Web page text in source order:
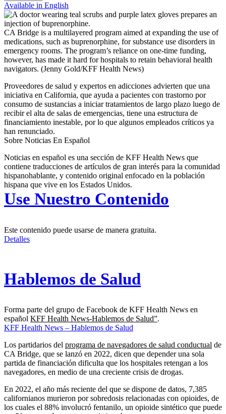
Available in English
CA Bridge is a multilayered program aimed at expanding the use of
medications, such as buprenorphine, for substance use disorders in
emergency rooms. The program’s reliance on one-time funding,
however, has made it hard for hospitals to retain behavioral health
navigators. (Jenny Gold/KFF Health News)
Proveedores de salud y expertos en adicciones advierten que una
iniciativa en California, que ayuda a pacientes con trastorno por
consumo de sustancias a iniciar tratamientos de largo plazo luego de
recibir el alta de salas de emergencias, tiene una estructura de
financiamiento inestable, por lo que algunos empleados críticos ya
han renunciado.
Sobre Noticias En Español
Noticias en español es una sección de KFF Health News que
contiene traducciones de artículos de gran interés para la comunidad
hispanohablante, y contenido original enfocado en la población
hispana que vive en los Estados Unidos.
Use Nuestro Contenido
Este contenido puede usarse de manera gratuita.
Detalles
Hablemos de Salud
Forma parte del grupo de Facebook de KFF Health News en
español KFF Health News-Hablemos de Salud”.
KFF Health News – Hablemos de Salud
Los partidarios del programa de navegadores de salud conductual de
CA Bridge, que se lanzó en 2022, dicen que depender una sola
partida de financiación dificulta que los hospitales retengan a los
navegadores, en medio de una creciente crisis de drogas.
En 2022, el año más reciente del que se dispone de datos, 7,385
californianos murieron por sobredosis relacionadas con opioides, de
los cuales el 88% involucró fentanilo, un opioide sintético que puede